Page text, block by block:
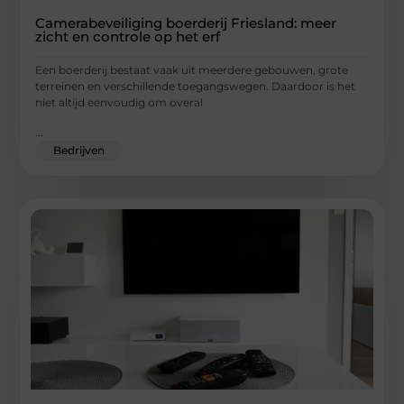
Camerabeveiliging boerderij Friesland: meer
zicht en controle op het erf
Een boerderij bestaat vaak uit meerdere gebouwen, grote
terreinen en verschillende toegangswegen. Daardoor is het
niet altijd eenvoudig om overal
Bedrijven